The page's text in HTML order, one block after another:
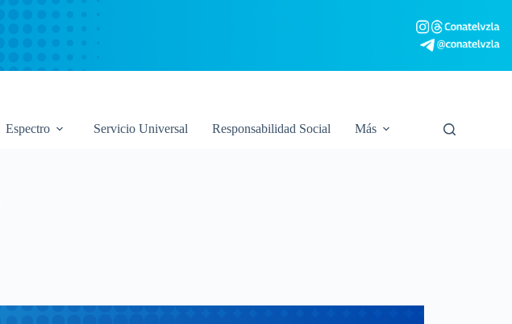
Espectro Servicio Universal Responsabilidad Social Más